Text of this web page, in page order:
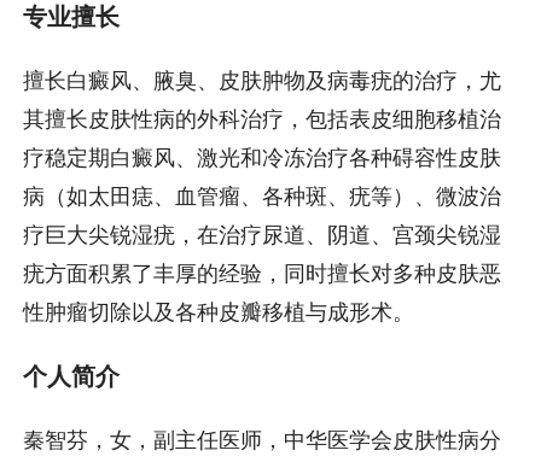
专业擅长
擅长白癜风、腋臭、皮肤肿物及病毒疣的治疗，尤
其擅长皮肤性病的外科治疗，包括表皮细胞移植治
疗稳定期白癜风、激光和冷冻治疗各种碍容性皮肤
病（如太田痣、血管瘤、各种斑、疣等）、微波治
疗巨大尖锐湿疣，在治疗尿道、阴道、宫颈尖锐湿
疣方面积累了丰厚的经验，同时擅长对多种皮肤恶
性肿瘤切除以及各种皮瓣移植与成形术。
个人简介
秦智芬，女，副主任医师，中华医学会皮肤性病分